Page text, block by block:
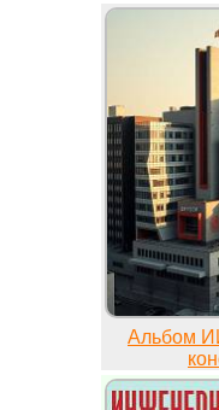
Альбом